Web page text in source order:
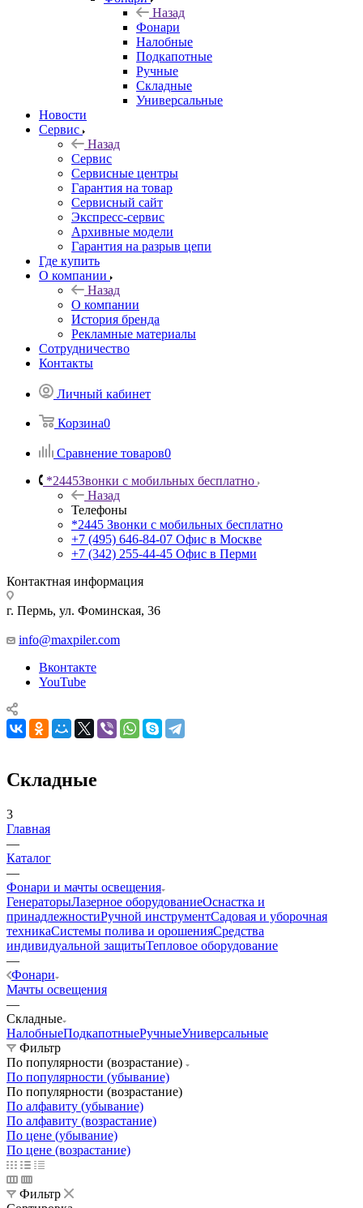
Назад
Фонари
Налобные
Подкапотные
Ручные
Складные
Универсальные
Новости
Сервис
Назад
Сервис
Сервисные центры
Гарантия на товар
Сервисный сайт
Экспресс-сервис
Архивные модели
Гарантия на разрыв цепи
Где купить
О компании
Назад
О компании
История бренда
Рекламные материалы
Сотрудничество
Контакты
Личный кабинет
Корзина0
Сравнение товаров0
*2445Звонки с мобильных бесплатно
Назад
Телефоны
*2445 Звонки с мобильных бесплатно
+7 (495) 646-84-07 Офис в Москве
+7 (342) 255-44-45 Офис в Перми
Контактная информация
г. Пермь, ул. Фоминская, 36
info@maxpiler.com
Вконтакте
YouTube
Складные
3
Главная
—
Каталог
—
Фонари и мачты освещения
ГенераторыЛазерное оборудованиеОснастка и
принадлежностиРучной инструментСадовая и уборочная
техникаСистемы полива и орошенияСредства
индивидуальной защитыТепловое оборудование
—
Фонари
Мачты освещения
—
Складные
НалобныеПодкапотныеРучныеУниверсальные
Фильтр
По популярности (возрастание)
По популярности (убывание)
По популярности (возрастание)
По алфавиту (убывание)
По алфавиту (возрастание)
По цене (убывание)
По цене (возрастание)
Фильтр